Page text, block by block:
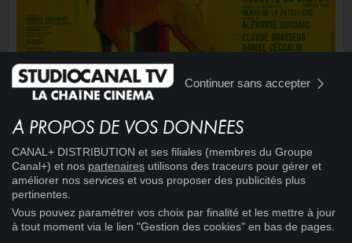
15:27 CINÉMA
DU RIFIFI À PANAME
Continuer sans accepter
À PROPOS DE VOS DONNÉES
CANAL+ DISTRIBUTION et ses filiales (membres du Groupe
Canal+) et nos partenaires utilisons des traceurs pour gérer et
améliorer nos services et vous proposer des publicités plus
pertinentes.
Vous pouvez paramétrer vos choix par finalité et les mettre à jour
à tout moment via le lien "Gestion des cookies" en bas de pages.